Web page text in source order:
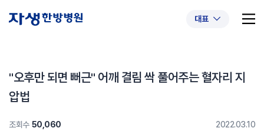
대표
#목디스크
"오후만 되면 뻐근" 어깨 결림 싹 풀어주는 혈자리 지
압법
조회수 50,060 2022.03.10